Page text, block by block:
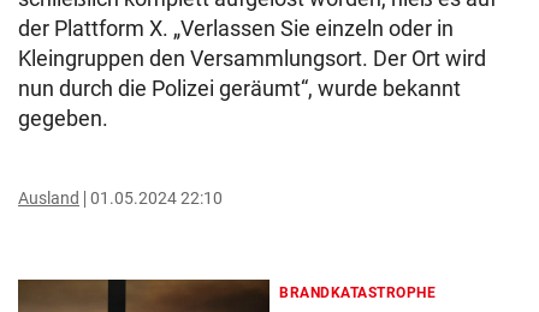
der Plattform X. „Verlassen Sie einzeln oder in
Kleingruppen den Versammlungsort. Der Ort wird
nun durch die Polizei geräumt“, wurde bekannt
gegeben.
Ausland 01.05.2024 22:10
BRANDKATASTROPHE